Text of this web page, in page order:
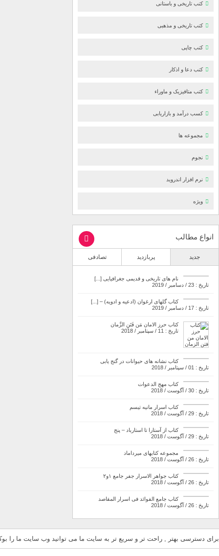
کتب تاریخی و باستانی
کتب تاریخی و مذهبی
کتب چاپی
کتب دعا و اذکار
کتب متافیزیک و ماوراء
کسب درآمد و بازاریابی
مجموعه ها
نجوم
نرم افزار اندروید
ویژه
انواع مطالب
جدید پربازدید تصادفی
نام های تاریخی و قدیمی جغرافیایی [...]
تاریخ : 23 / دسامبر / 2019
کتاب گلهای ارغوان (ادعیه و ادویه) – [...]
تاریخ : 17 / دسامبر / 2019
کتاب حرز الامان مَن فَتَنِ الزَّمان
تاریخ : 11 / سپتامبر / 2018
کتاب نشانه های حیوانات در گنج یابی
تاریخ : 01 / سپتامبر / 2018
کتاب مهج الدعوات
تاریخ : 30 / آگوست / 2018
کتاب اسرار مانیه تیسم
تاریخ : 29 / آگوست / 2018
کتاب از آستارا تا استارباد – پنج
تاریخ : 29 / آگوست / 2018
مجموعه کتابهای میرداماد
تاریخ : 26 / آگوست / 2018
کتاب جواهر الاسرار جفر جامع ۱و۲
تاریخ : 26 / آگوست / 2018
کتاب جامع الفوائد فی اسرار المقاصد
تاریخ : 26 / آگوست / 2018
برای دسترسی بهتر , راحت تر و سریع تر به سایت ما می توانید وب سایت ما را